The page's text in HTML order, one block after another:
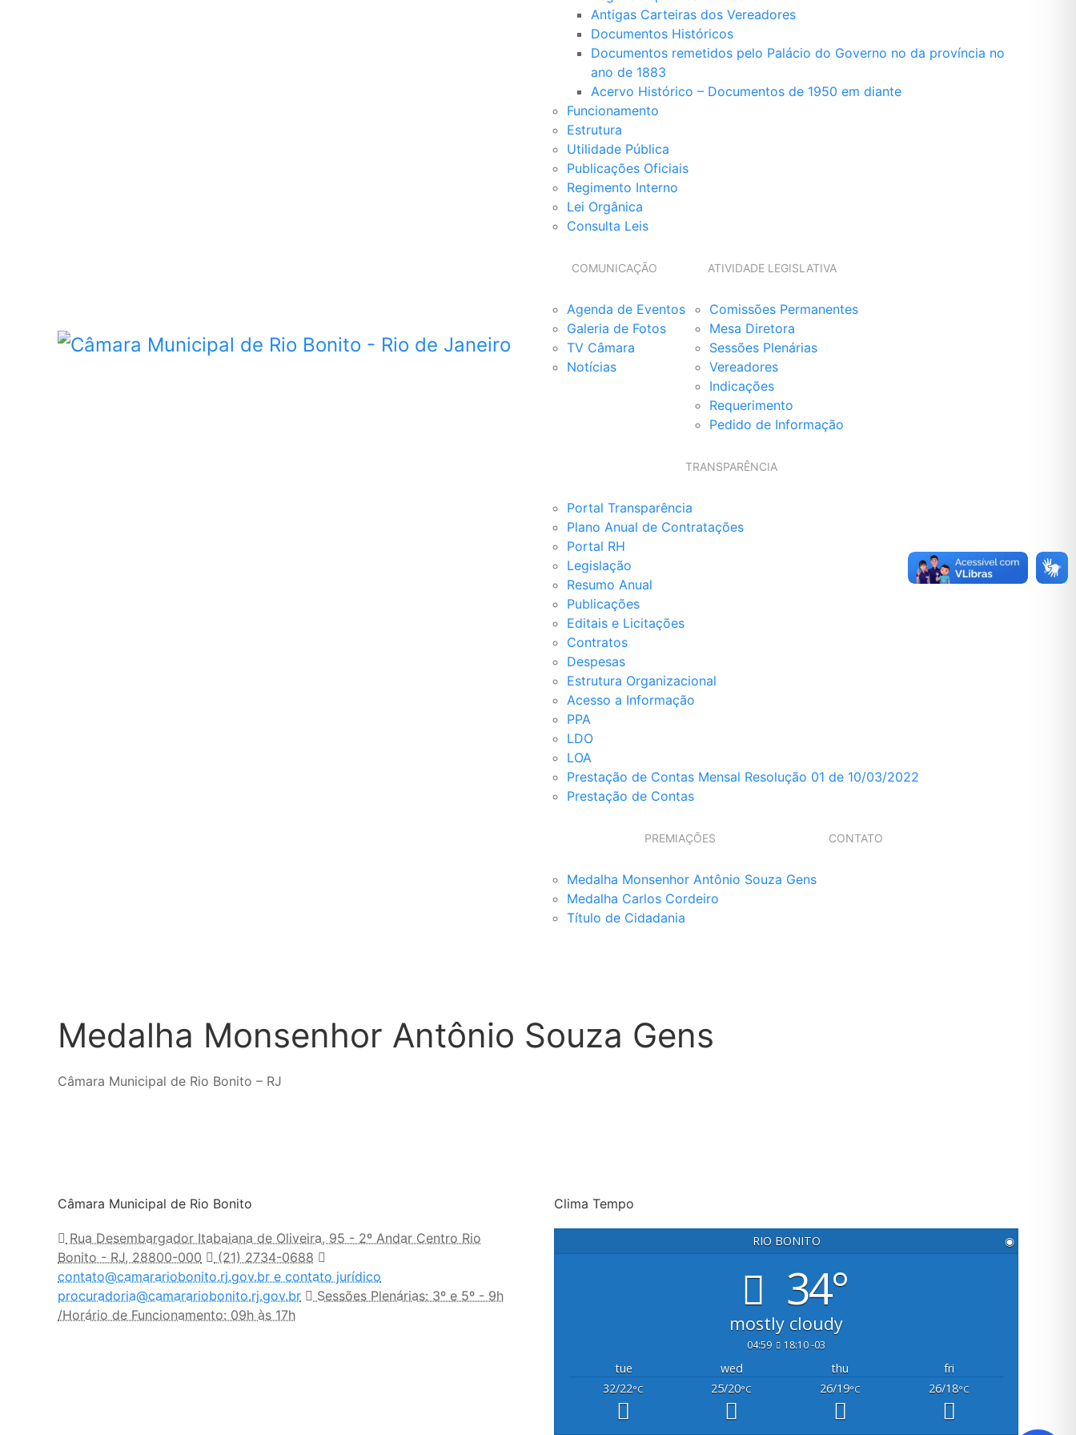
Antigas Carteiras dos Vereadores
Documentos Históricos
Documentos remetidos pelo Palácio do Governo no da província no
ano de 1883
Acervo Histórico – Documentos de 1950 em diante
Funcionamento
Estrutura
Utilidade Pública
Publicações Oficiais
Regimento Interno
Lei Orgânica
Consulta Leis
COMUNICAÇÃO
Agenda de Eventos
Galeria de Fotos
TV Câmara
Notícias
ATIVIDADE LEGISLATIVA
Comissões Permanentes
Mesa Diretora
Sessões Plenárias
Vereadores
Indicações
Requerimento
Pedido de Informação
TRANSPARÊNCIA
Portal Transparência
Plano Anual de Contratações
Portal RH
Legislação
Resumo Anual
Publicações
Editais e Licitações
Contratos
Despesas
Estrutura Organizacional
Acesso a Informação
PPA
LDO
LOA
Prestação de Contas Mensal Resolução 01 de 10/03/2022
Prestação de Contas
PREMIAÇÕES
Medalha Monsenhor Antônio Souza Gens
Medalha Carlos Cordeiro
Título de Cidadania
CONTATO
Medalha Monsenhor Antônio Souza Gens
Câmara Municipal de Rio Bonito – RJ
Câmara Municipal de Rio Bonito
Rua Desembargador Itabaiana de Oliveira, 95 - 2º Andar Centro Rio
Bonito - RJ, 28800-000
(21) 2734-0688
contato@camarariobonito.rj.gov.br e contato jurídico
procuradoria@camarariobonito.rj.gov.br
Sessões Plenárias: 3º e 5º - 9h
/Horário de Funcionamento: 09h às 17h
Clima Tempo
RIO BONITO ◉
34°
mostly cloudy
04:59 18:10 -03
tue wed thu
fri
32/22°C 25/20°C 26/19°C 26/18°C